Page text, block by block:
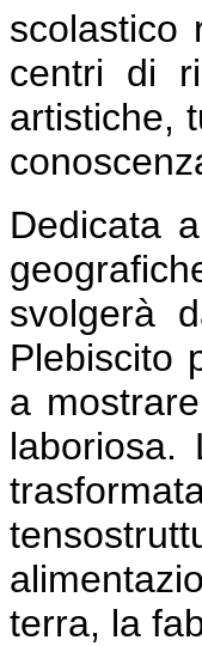
scolastico
centri di
artistiche,
Dedicata
svolgerà
Plebiscito
a
laboriosa.
terra, la